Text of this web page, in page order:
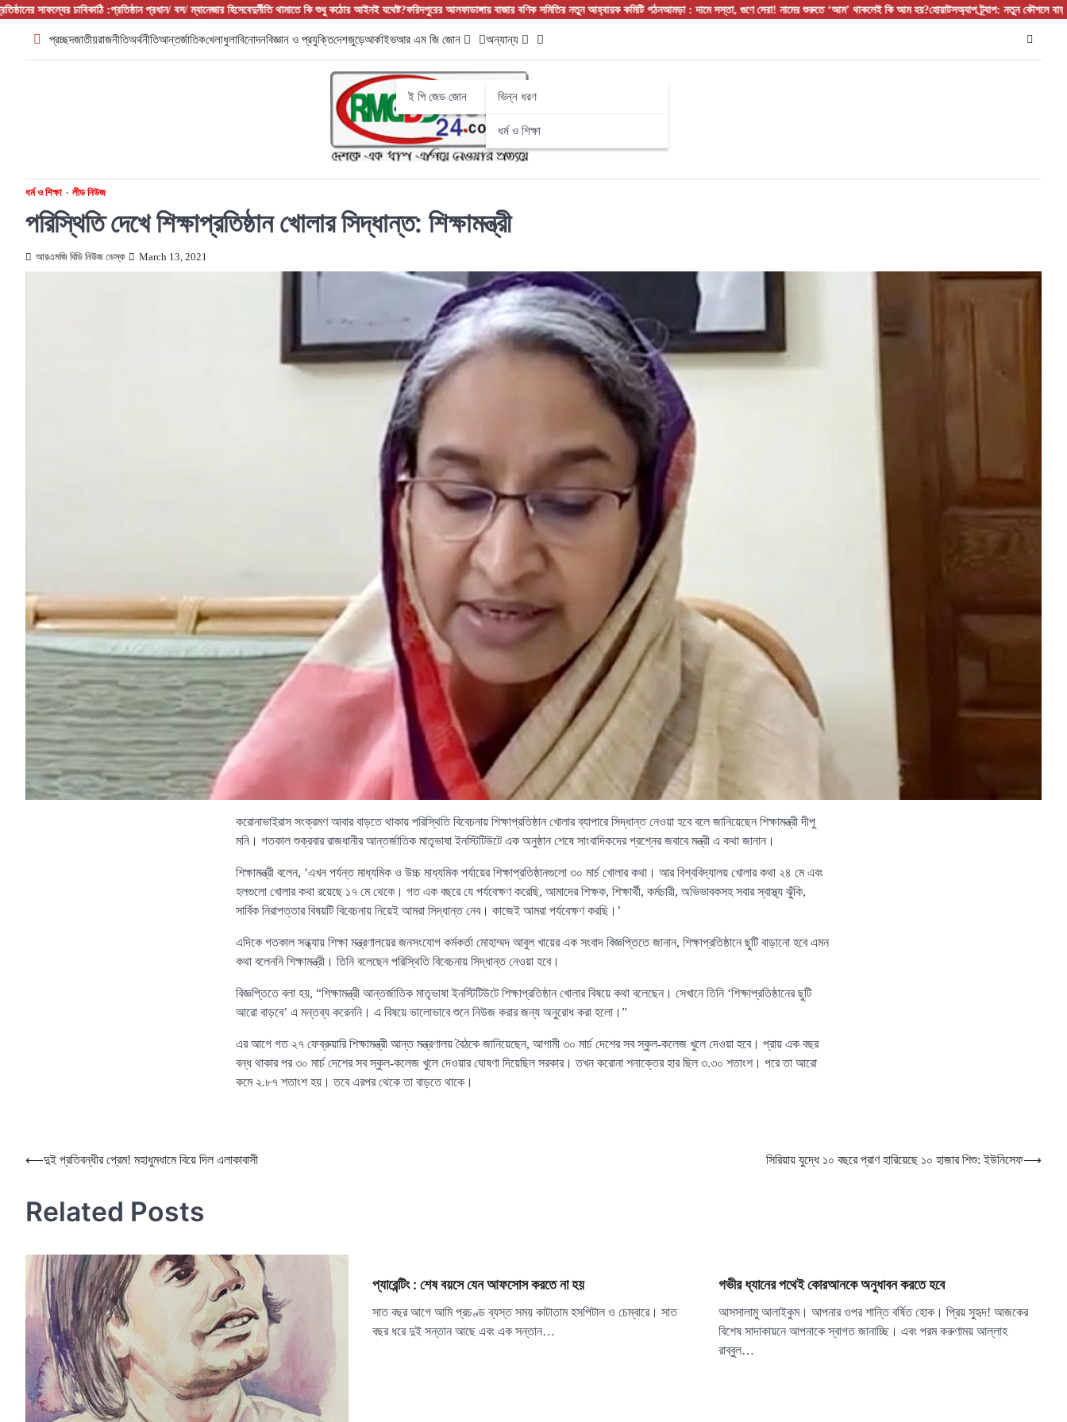
Skip
content
চাবিকাঠি :প্রতিষ্ঠান প্রধান/ বস/ ম্যানেজার হিসেবেদুর্নীতি থামাতে কি শুধু কঠোর আইনই যথেষ্ট?ফরিদপুরের আলফাডাঙ্গায় বাজার বণিক সমিতির নতুন আহ্বায়ক কমিটি গঠনআমড়া : দামে সস্তা, গুণে সেরা! নামের শুরুতে ‘আম’ থাকলেই কি আম হয়?হোয়াটসঅ্যাপ ট্র্যাপ: নতুন কৌশলে বাড়ছে ডিজিটাল
প্রচ্ছদজাতীয়রাজনীতিঅর্থনীতিআন্তর্জাতিকখেলাধুলাবিনোদনবিজ্ঞান ও প্রযুক্তিদেশজুড়েআর্কাইভআর এম জি জোন
ই পি জেড জোন
অন্যান্য
ভিন্ন ধরণ
ধর্ম ও শিক্ষা
ধর্ম ও শিক্ষা লীড নিউজ
পরিস্থিতি দেখে শিক্ষাপ্রতিষ্ঠান খোলার সিদ্ধান্ত: শিক্ষামন্ত্রী
আরএমজি বিডি নিউজ ডেস্ক March 13, 2021
করোনাভাইরাস সংক্রমণ আবার বাড়তে থাকায় পরিস্থিতি বিবেচনায় শিক্ষাপ্রতিষ্ঠান খোলার ব্যাপারে সিদ্ধান্ত নেওয়া হবে বলে জানিয়েছেন শিক্ষামন্ত্রী দীপু
মনি। গতকাল শুক্রবার রাজধানীর আন্তর্জাতিক মাতৃভাষা ইনস্টিটিউটে এক অনুষ্ঠান শেষে সাংবাদিকদের প্রশ্নের জবাবে মন্ত্রী এ কথা জানান।
শিক্ষামন্ত্রী বলেন, ‘এখন পর্যন্ত মাধ্যমিক ও উচ্চ মাধ্যমিক পর্যায়ের শিক্ষাপ্রতিষ্ঠানগুলো ৩০ মার্চ খোলার কথা। আর বিশ্ববিদ্যালয় খোলার কথা ২৪ মে এবং
হলগুলো খোলার কথা রয়েছে ১৭ মে থেকে। গত এক বছরে যে পর্যবেক্ষণ করেছি, আমাদের শিক্ষক, শিক্ষার্থী, কর্মচারী, অভিভাবকসহ সবার স্বাস্থ্য ঝুঁকি,
সার্বিক নিরাপত্তার বিষয়টি বিবেচনায় নিয়েই আমরা সিদ্ধান্ত নেব। কাজেই আমরা পর্যবেক্ষণ করছি।’
এদিকে গতকাল সন্ধ্যায় শিক্ষা মন্ত্রণালয়ের জনসংযোগ কর্মকর্তা মোহাম্মদ আবুল খায়ের এক সংবাদ বিজ্ঞপ্তিতে জানান, শিক্ষাপ্রতিষ্ঠানে ছুটি বাড়ানো হবে এমন
কথা বলেননি শিক্ষামন্ত্রী। তিনি বলেছেন পরিস্থিতি বিবেচনায় সিদ্ধান্ত নেওয়া হবে।
বিজ্ঞপ্তিতে বলা হয়, “শিক্ষামন্ত্রী আন্তর্জাতিক মাতৃভাষা ইনস্টিটিউটে শিক্ষাপ্রতিষ্ঠান খোলার বিষয়ে কথা বলেছেন। সেখানে তিনি ‘শিক্ষাপ্রতিষ্ঠানের ছুটি
আরো বাড়বে’ এ মন্তব্য করেননি। এ বিষয়ে ভালোভাবে শুনে নিউজ করার জন্য অনুরোধ করা হলো।”
এর আগে গত ২৭ ফেব্রুয়ারি শিক্ষামন্ত্রী আন্ত মন্ত্রণালয় বৈঠকে জানিয়েছেন, আগামী ৩০ মার্চ দেশের সব স্কুল-কলেজ খুলে দেওয়া হবে। প্রায় এক বছর
বন্ধ থাকার পর ৩০ মার্চ দেশের সব স্কুল-কলেজ খুলে দেওয়ার ঘোষণা দিয়েছিল সরকার। তখন করোনা শনাক্তের হার ছিল ৩.৩০ শতাংশ। পরে তা আরো
কমে ২.৮৭ শতাংশ হয়। তবে এরপর থেকে তা বাড়তে থাকে।
Post
⟵দুই প্রতিবন্ধীর প্রেম! মহাধুমধামে বিয়ে দিল এলাকাবাসী সিরিয়ায় যুদ্ধে ১০ বছরে প্রাণ হারিয়েছে ১০ হাজার শিশু: ইউনিসেফ⟶
Related Posts
প্যারেন্টিং : শেষ বয়সে যেন আফসোস করতে না হয়
সাত বছর আগে আমি প্রচণ্ড ব্যস্ত সময় কাটাতাম হসপিটাল ও চেম্বারে। সাত
বছর ধরে দুই সন্তান আছে এবং এক সন্তান…
গভীর ধ্যানের পথেই কোরআনকে অনুধাবন করতে হবে
আসসালামু আলাইকুম। আপনার ওপর শান্তি বর্ষিত হোক। প্রিয় সুহৃদ! আজকের
বিশেষ সাদাকায়নে আপনাকে স্বাগত জানাচ্ছি। এবং পরম করুণাময় আল্লাহ
রাব্বুল…